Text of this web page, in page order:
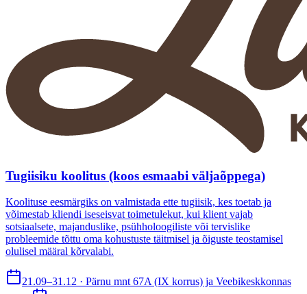
Tugiisiku koolitus (koos esmaabi väljaõppega)
Koolituse eesmärgiks on valmistada ette tugiisik, kes toetab ja
võimestab kliendi iseseisvat toimetulekut, kui klient vajab
sotsiaalsete, majanduslike, psühholoogiliste või tervislike
probleemide tõttu oma kohustuste täitmisel ja õiguste teostamisel
olulisel määral kõrvalabi.
21.09–31.12 · Pärnu mnt 67A (IX korrus) ja Veebikeskkonnas